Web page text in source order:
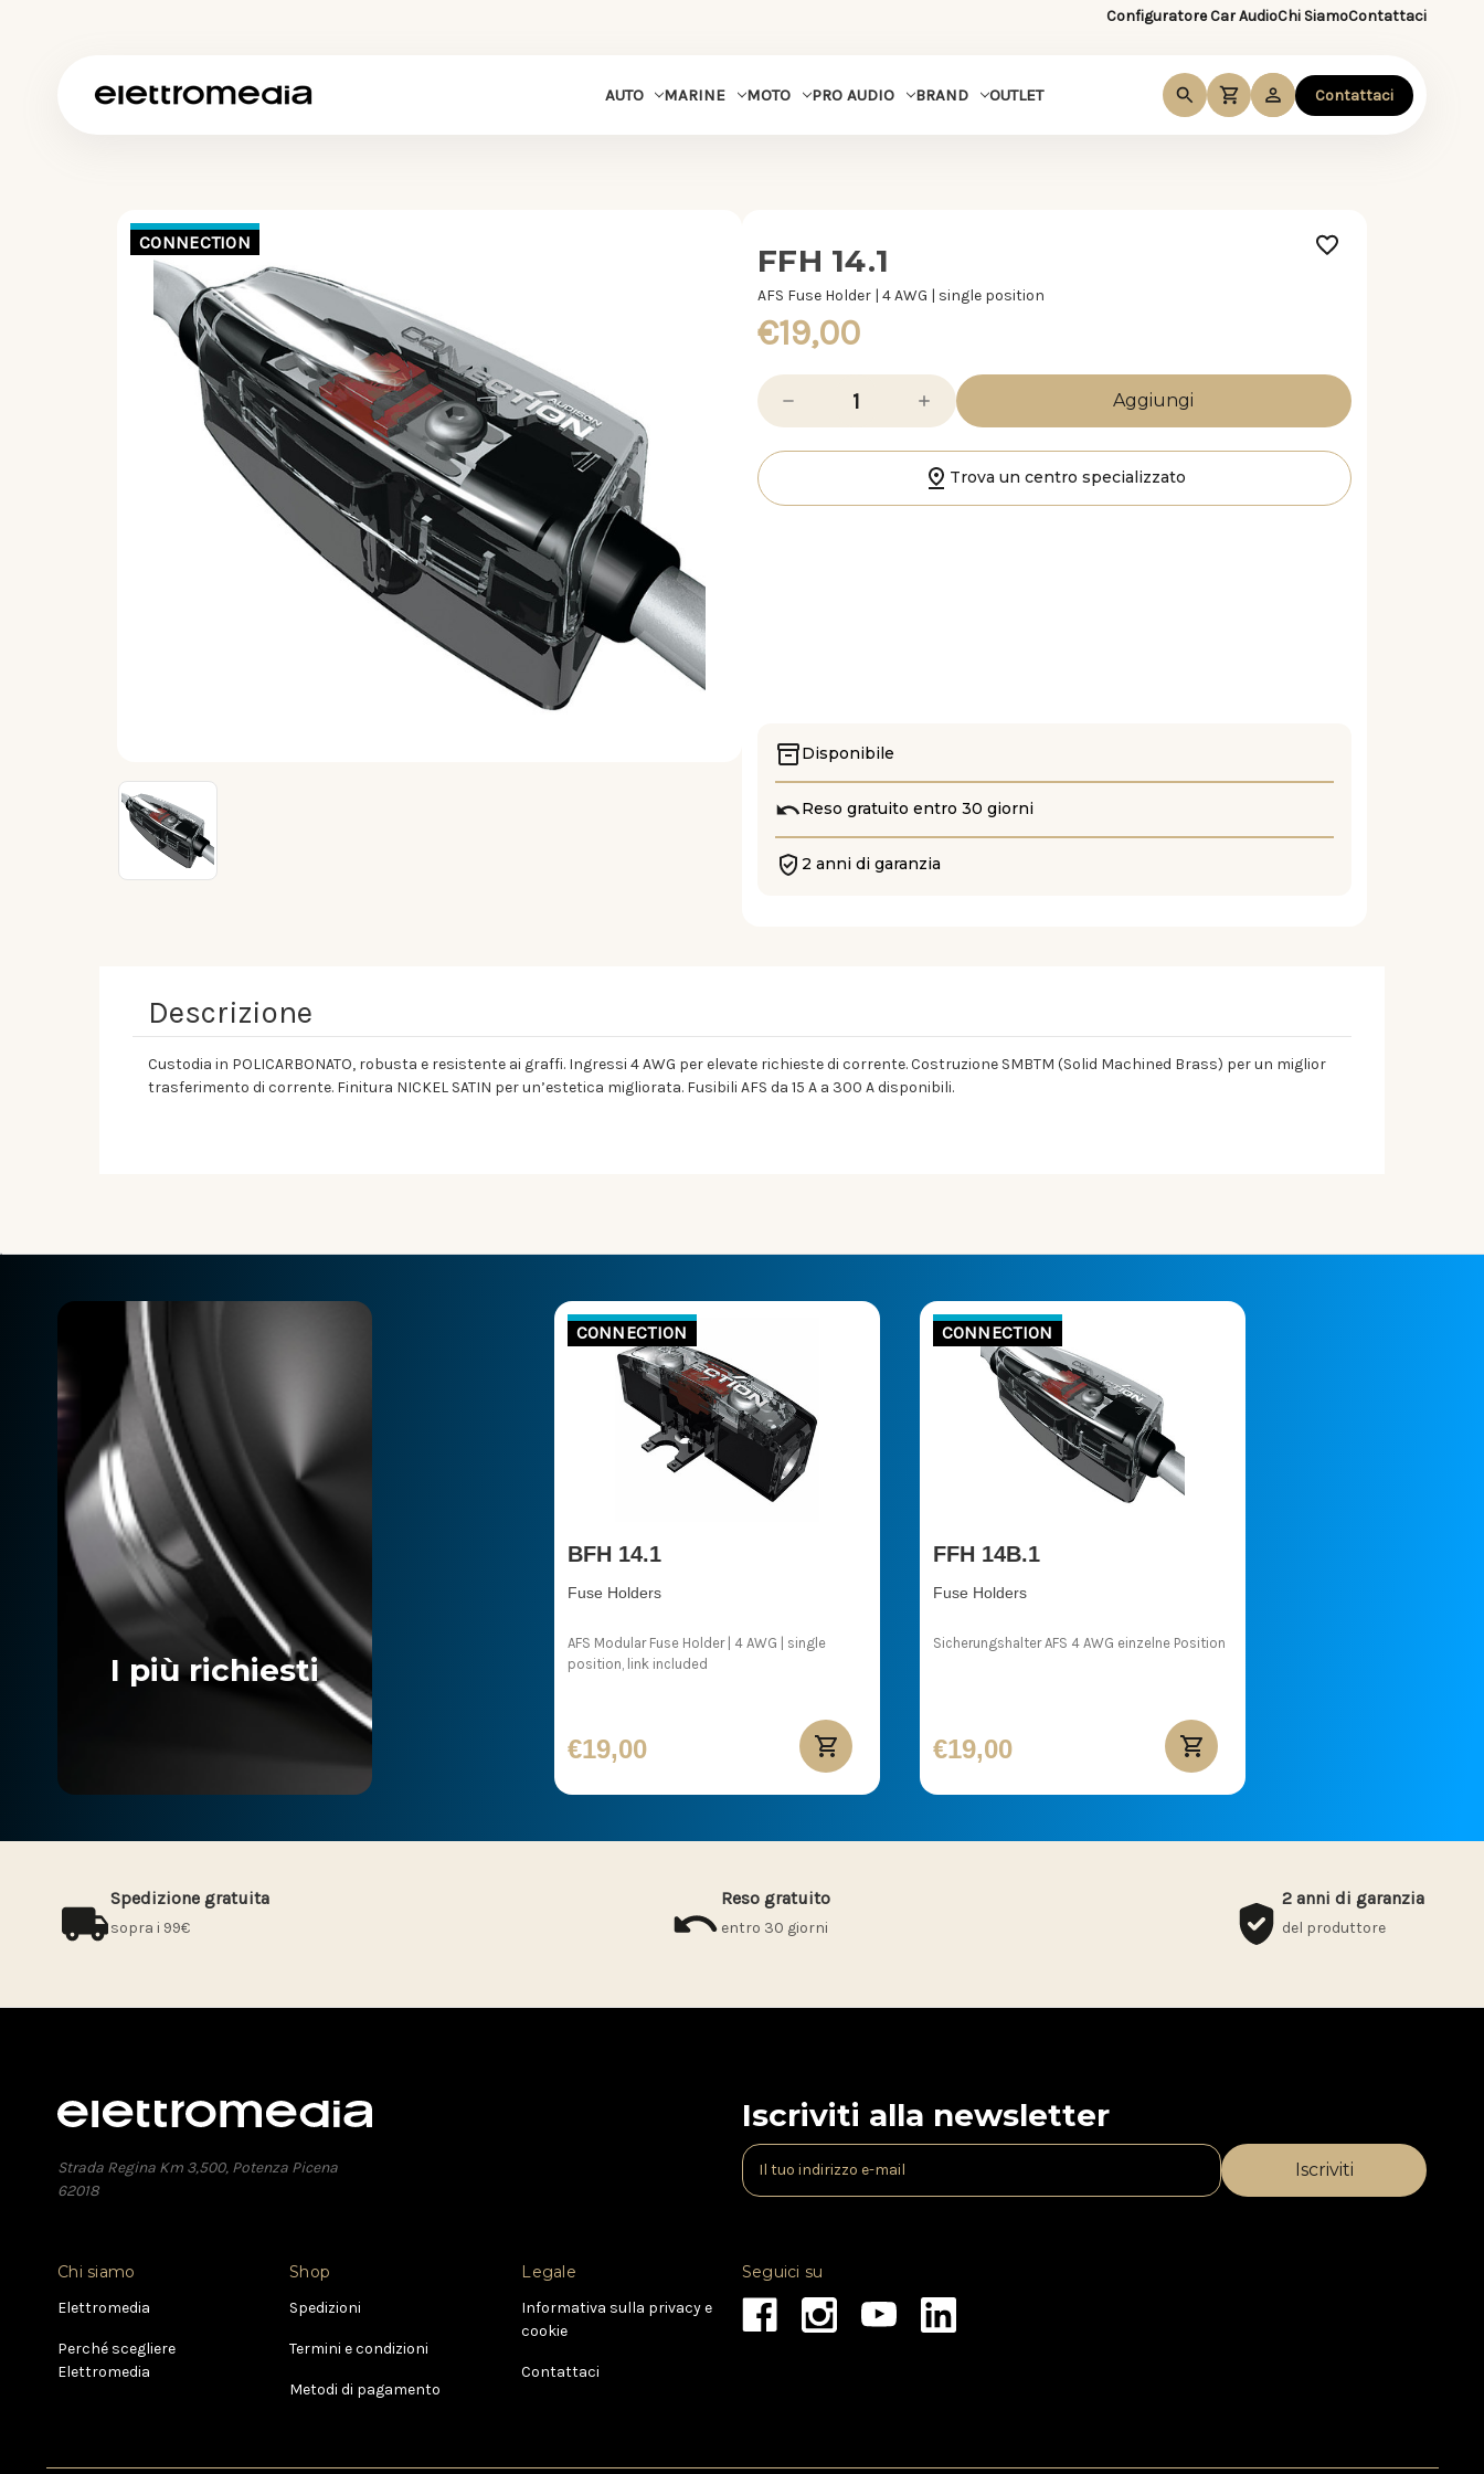
Configuratore Car AudioChi SiamoContattaci
AUTO MARINE MOTO PRO AUDIO BRAND OUTLET Contattaci
CONNECTION FFH 14.1
AFS Fuse Holder | 4 AWG | single position
€19,00
Diminuisci
quantità
di
Aumenta
quantità
di
14.1 Trova un centro specializzato
Disponibile
Reso gratuito entro 30 giorni
2 anni di garanzia
Descrizione
Custodia in POLICARBONATO, robusta e resistente ai graffi. Ingressi 4 AWG per elevate richieste di corrente. Costruzione SMBTM (Solid Machined Brass) per un miglior
trasferimento di corrente. Finitura NICKEL SATIN per un’estetica migliorata. Fusibili AFS da 15 A a 300 A disponibili.
I più richiesti
CONNECTION
BFH 14.1
Fuse Holders
AFS Modular Fuse Holder | 4 AWG | single
position, link included
€19,00
CONNECTION
FFH 14B.1
Fuse Holders
Sicherungshalter AFS 4 AWG einzelne Position
€19,00
Spedizione gratuita
sopra i 99€
Reso gratuito
entro 30 giorni
2 anni di garanzia
del produttore
Strada Regina Km 3,500, Potenza Picena
62018
Iscriviti alla newsletter
I
n
i
z
Chi siamo
Elettromedia
Perché scegliere
Elettromedia
Shop
Spedizioni
Termini e condizioni
Metodi di pagamento
Legale
Informativa sulla privacy e
cookie
Contattaci
Seguici su